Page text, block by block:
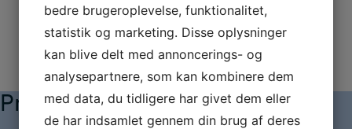
Praktisk information
bedre brugeroplevelse, funktionalitet,
statistik og marketing. Disse oplysninger
kan blive delt med annoncerings- og
analysepartnere, som kan kombinere dem
med data, du tidligere har givet dem eller
de har indsamlet gennem din brug af deres